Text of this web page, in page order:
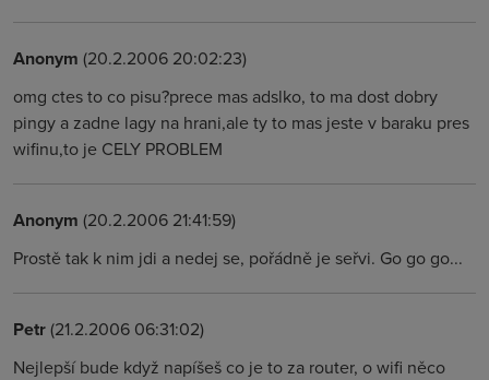
Anonym (20.2.2006 20:02:23)
omg ctes to co pisu?prece mas adslko, to ma dost dobry
pingy a zadne lagy na hrani,ale ty to mas jeste v baraku pres
wifinu,to je CELY PROBLEM
Anonym (20.2.2006 21:41:59)
Prostě tak k nim jdi a nedej se, pořádně je seřvi. Go go go...
Petr(21.2.2006 06:31:02)
Nejlepší bude když napíšeš co je to za router, o wifi něco